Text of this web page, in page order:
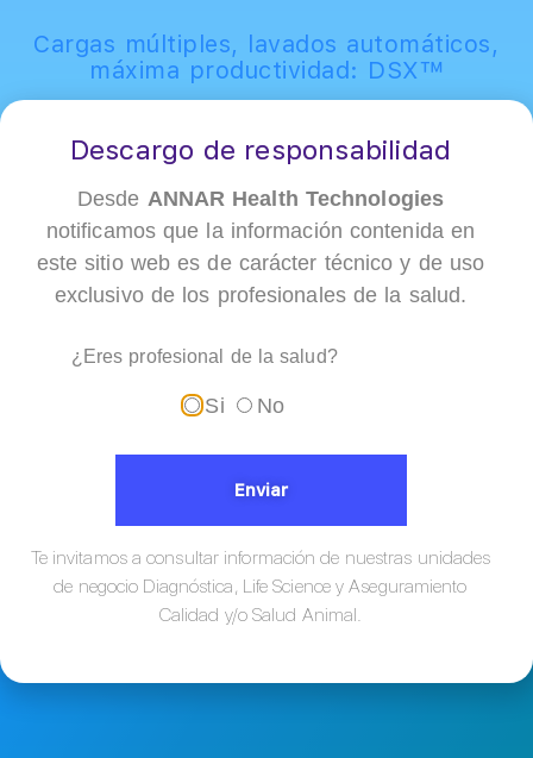
Cargas múltiples, lavados automáticos,
máxima productividad: DSX™
De muestra a resultado en modo walk-
away: DSX™, el estándar en ELISA
Descargo de responsabilidad
Desde ANNAR Health Technologies
notificamos que la información contenida en
este sitio web es de carácter técnico y de uso
exclusivo de los profesionales de la salud.
¿Eres profesional de la salud?
Si No
Enviar
Te invitamos a consultar información de nuestras unidades
de negocio Diagnóstica, Life Science y Aseguramiento
Calidad y/o Salud Animal.